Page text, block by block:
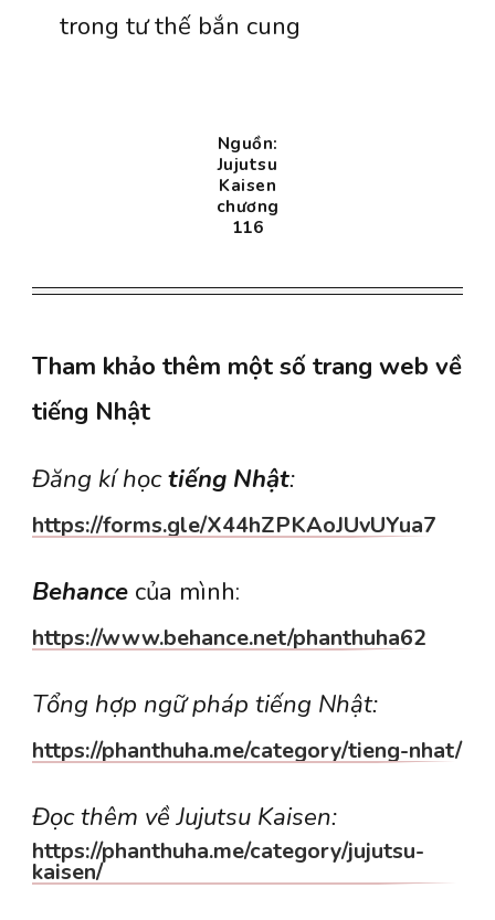
trong tư thế bắn cung
Nguồn:
Jujutsu
Kaisen
chương
116
Tham khảo thêm một số trang web về
tiếng Nhật
Đăng kí họctiếng Nhật:
https://forms.gle/X44hZPKAoJUvUYua7
Behance của mình:
https://www.behance.net/phanthuha62
Tổng hợp ngữ pháp tiếng Nhật:
https://phanthuha.me/category/tieng-nhat/
Đọc thêm về Jujutsu Kaisen:
https://phanthuha.me/category/jujutsu-
kaisen/